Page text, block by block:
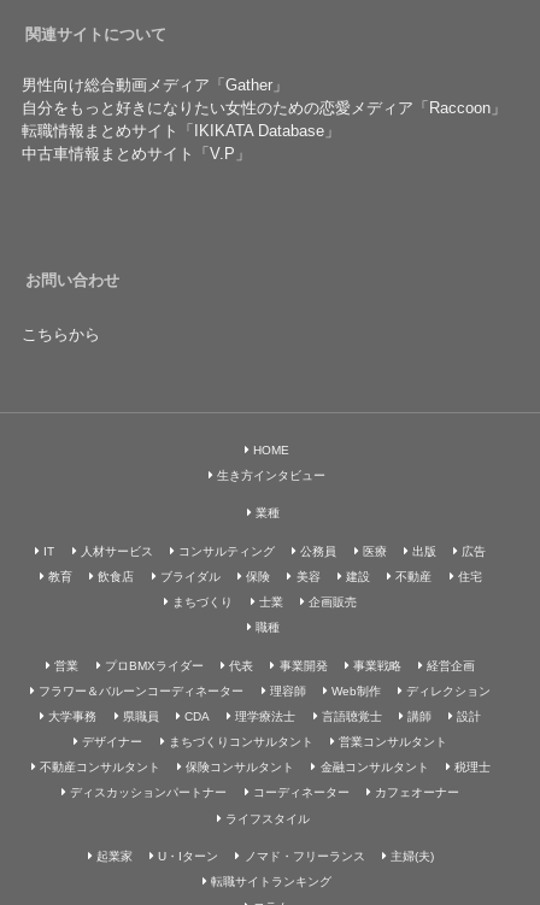
関連サイトについて
男性向け総合動画メディア「Gather」
自分をもっと好きになりたい女性のための恋愛メディア「Raccoon」
転職情報まとめサイト「IKIKATA Database」
中古車情報まとめサイト「V.P」
お問い合わせ
こちらから
HOME
生き方インタビュー
業種
IT 人材サービス コンサルティング 公務員 医療 出版
広告
教育
飲食店 ブライダル 保険 美容 建設 不動産
住宅
まちづくり
士業
企画販売
職種
営業 プロBMXライダー 代表 事業開発 事業戦略
経営企画
フラワー＆バルーンコーディネーター
理容師 Web制作
ディレクション
大学事務
県職員 CDA 理学療法士 言語聴覚士 講師
設計
デザイナー
まちづくりコンサルタント
営業コンサルタント
不動産コンサルタント
保険コンサルタント 金融コンサルタント
税理士
ディスカッションパートナー
コーディネーター
カフェオーナー
ライフスタイル
起業家 U・Iターン ノマド・フリーランス
主婦(夫)
転職サイトランキング